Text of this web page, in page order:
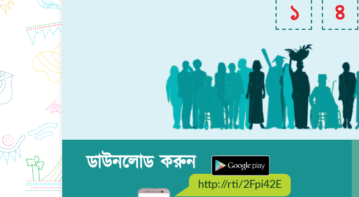
১ ৪
ডাউনলোড করুন
http://rti/2Fpi42E